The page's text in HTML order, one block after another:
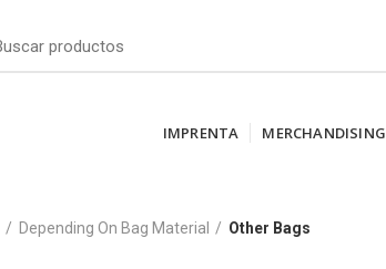
IMPRENTA MERCHANDISING
Depending On Bag Material Other Bags